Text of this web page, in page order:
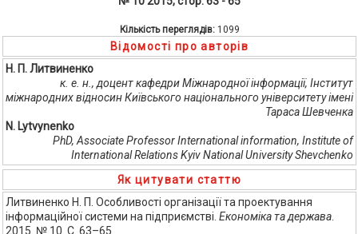
Кількість переглядів: 1099
Відомості про авторів
Н. П. Литвиненко
к. е. н., доцент кафедри Міжнародної інформації, Інститут
міжнародних відносин Київського національного університету імені
Тараса Шевченка
N. Lytvynenko
PhD, Associate Professor International information, Institute of
International Relations Kyiv National University Shevchenko
Як цитувати статтю
Литвиненко Н. П. Особливості організації та проектування
інформаційної системи на підприємстві. Економіка та держава
2015. № 10. С. 63–65.